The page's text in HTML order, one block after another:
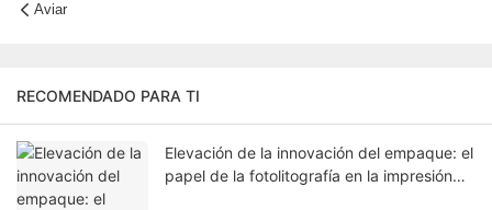
Aviar
RECOMENDADO PARA TI
Elevación de la innovación del empaque: el
papel de la fotolitografía en la impresión